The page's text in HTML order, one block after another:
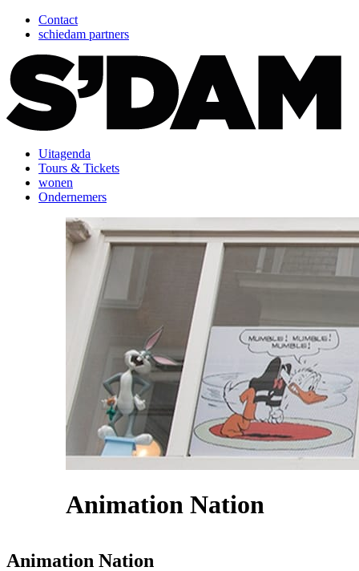
Contact
schiedam partners
Uitagenda
Tours & Tickets
wonen
Ondernemers
Animation Nation
Animation Nation